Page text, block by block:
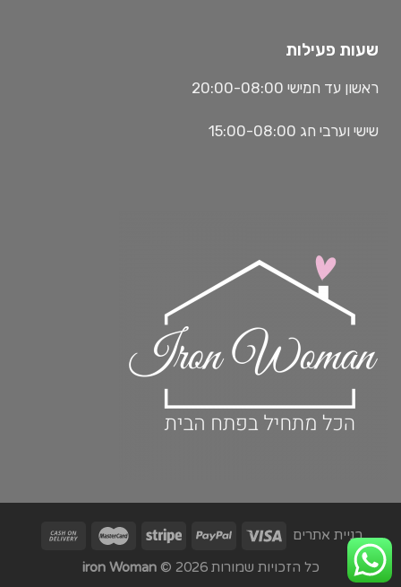
שעות פעילות
ראשון עד חמישי 20:00-08:00
שישי וערבי חג 15:00-08:00
בניית אתרים
כל הזכויות שמורות 2026 © iron Woman